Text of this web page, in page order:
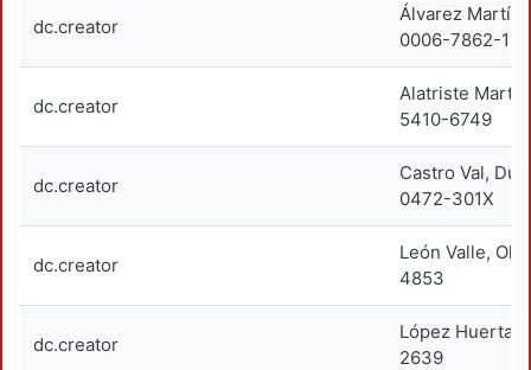
dc.creator
Álvarez
0006-7862-
dc.creator
Alatriste
5410-6749
dc.creator
Castro Val,
0472-301X
dc.creator
León Valle,
4853
dc.creator
López Huerta,
2639